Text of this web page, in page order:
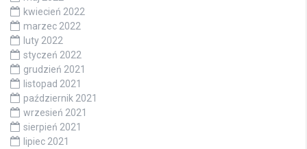
kwiecień 2022
marzec 2022
luty 2022
styczeń 2022
grudzień 2021
listopad 2021
październik 2021
wrzesień 2021
sierpień 2021
lipiec 2021